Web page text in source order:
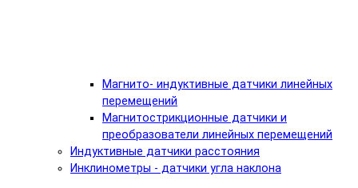
Магнито- индуктивные датчики линейных
перемещений
Магнитострикционные датчики и
преобразователи линейных перемещений
Индуктивные датчики расстояния
Инклинометры - датчики угла наклона